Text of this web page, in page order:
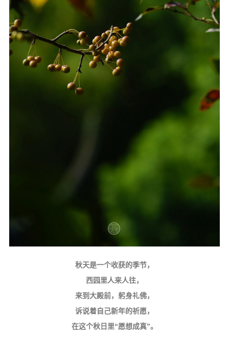
秋天是一个收获的季节，
西园里人来人往，
来到大殿前，躬身礼佛，
诉说着自己新年的祈愿，
在这个秋日里“愿想成真”。